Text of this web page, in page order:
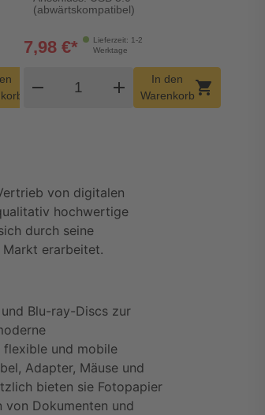
Menge
shopping_cart
(abwärtskompatibel)
Lieferzeit: 1-2
Werktage
7,98 €*
remove
Produkt Warenkorb Menge
add
In den
Warenkorbshopping_cart
von digitalen
hochwertige
durch seine
erarbeitet.
Blu-ray-Discs zur
flexible und mobile
Adapter, Mäuse und
bieten sie Fotopapier
Dokumenten und